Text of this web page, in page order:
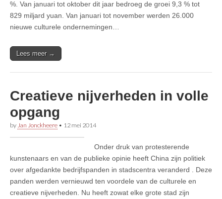
%. Van januari tot oktober dit jaar bedroeg de groei 9,3 % tot
829 miljard yuan. Van januari tot november werden 26.000
nieuwe culturele ondernemingen…
Lees meer →
Creatieve nijverheden in volle
opgang
by Jan Jonckheere • 12 mei 2014
Onder druk van protesterende
kunstenaars en van de publieke opinie heeft China zijn politiek
over afgedankte bedrijfspanden in stadscentra veranderd . Deze
panden werden vernieuwd ten voordele van de culturele en
creatieve nijverheden. Nu heeft zowat elke grote stad zijn